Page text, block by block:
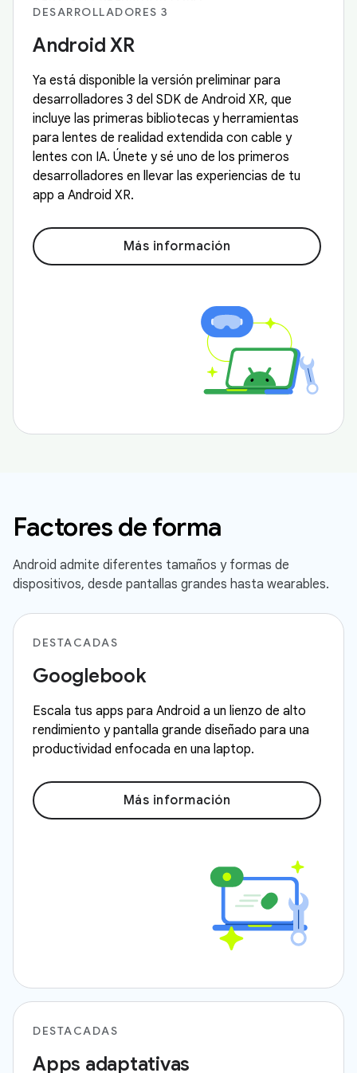
DESARROLLADORES 3
Android XR
Ya está disponible la versión preliminar para
desarrolladores 3 del SDK de Android XR, que
incluye las primeras bibliotecas y herramientas
para lentes de realidad extendida con cable y
lentes con IA. Únete y sé uno de los primeros
desarrolladores en llevar las experiencias de tu
app a Android XR.
Más información
Factores de forma
Android admite diferentes tamaños y formas de
dispositivos, desde pantallas grandes hasta wearables.
DESTACADAS
Googlebook
Escala tus apps para Android a un lienzo de alto
rendimiento y pantalla grande diseñado para una
productividad enfocada en una laptop.
Más información
DESTACADAS
Apps adaptativas